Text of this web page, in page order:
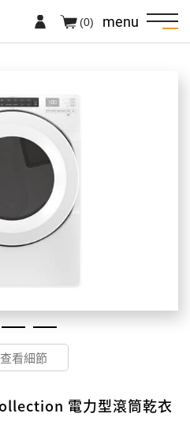
menu
(0)
查看細節
電力型滾筒乾衣